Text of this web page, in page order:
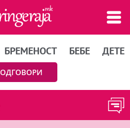
БРЕМЕНОСТ БЕБЕ ДЕТЕ
ОДГОВОРИ